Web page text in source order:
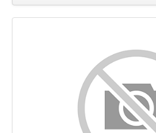
Наверх
Ключевые слова
Юзабилити